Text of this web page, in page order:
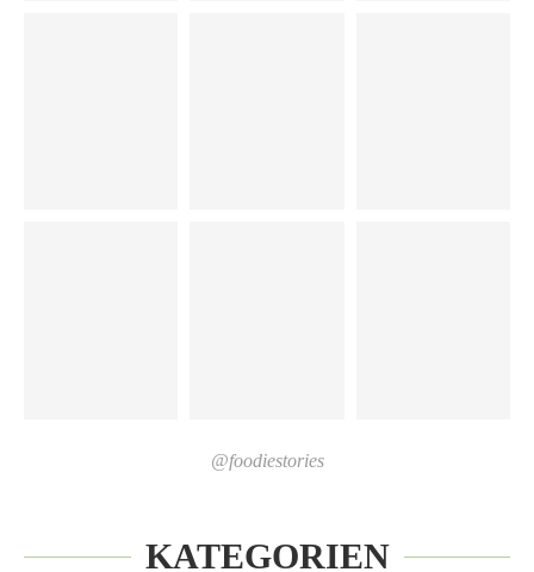
@foodiestories
KATEGORIEN